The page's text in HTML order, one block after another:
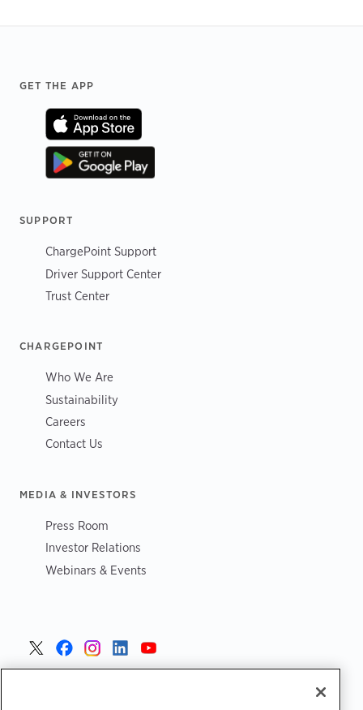
Footer
GET THE APP
SUPPORT
ChargePoint Support
Driver Support Center
Trust Center
CHARGEPOINT
Who We Are
Sustainability
Careers
Contact Us
MEDIA & INVESTORS
Press Room
Investor Relations
Webinars & Events